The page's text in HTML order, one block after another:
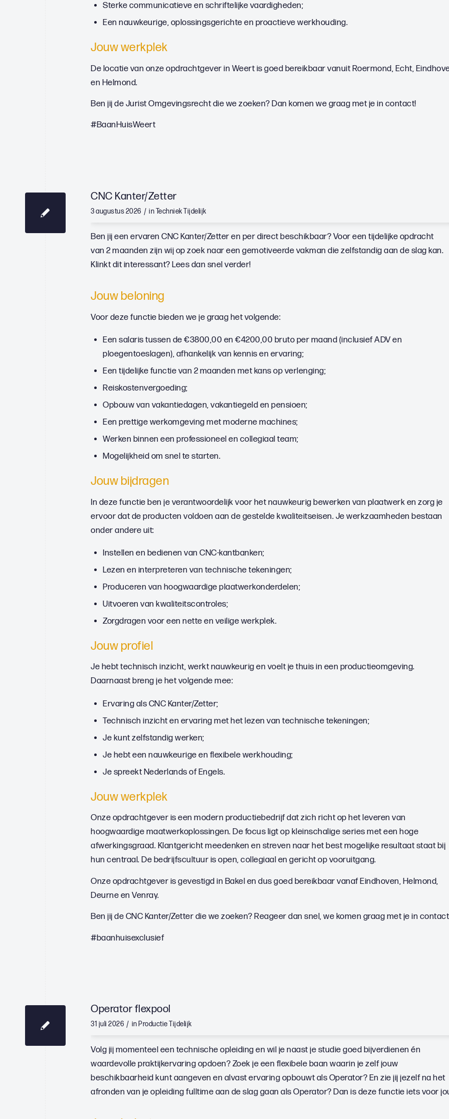
Sterke communicatieve en schriftelijke vaardigheden;
Een nauwkeurige, oplossingsgerichte en proactieve werkhouding.
Jouw werkplek
De locatie van onze opdrachtgever in Weert is goed bereikbaar vanuit Roermond, Echt,
en Helmond.
Ben jij de Jurist Omgevingsrecht die we zoeken? Dan komen we graag met je in contact!
#BaanHuisWeert
CNC Kanter/Zetter
3 augustus 2026 / in Techniek Tijdelijk
Ben jij een ervaren CNC Kanter/Zetter en per direct beschikbaar? Voor een tijdelijke opdracht
van 2 maanden zijn wij op zoek naar een gemotiveerde vakman die zelfstandig aan de slag kan.
Klinkt dit interessant? Lees dan snel verder!
Jouw beloning
Voor deze functie bieden we je graag het volgende:
Een salaris tussen de €3800,00 en €4200,00 bruto per maand (inclusief ADV en
ploegentoeslagen), afhankelijk van kennis en ervaring;
Een tijdelijke functie van 2 maanden met kans op verlenging;
Reiskostenvergoeding;
Opbouw van vakantiedagen, vakantiegeld en pensioen;
Een prettige werkomgeving met moderne machines;
Werken binnen een professioneel en collegiaal team;
Mogelijkheid om snel te starten.
Jouw bijdragen
In deze functie ben je verantwoordelijk voor het nauwkeurig bewerken van plaatwerk en zorg je
ervoor dat de producten voldoen aan de gestelde kwaliteitseisen. Je werkzaamheden bestaan
onder andere uit:
Instellen en bedienen van CNC-kantbanken;
Lezen en interpreteren van technische tekeningen;
Produceren van hoogwaardige plaatwerkonderdelen;
Uitvoeren van kwaliteitscontroles;
Zorgdragen voor een nette en veilige werkplek.
Jouw profiel
Je hebt technisch inzicht, werkt nauwkeurig en voelt je thuis in een productieomgeving.
Daarnaast breng je het volgende mee:
Ervaring als CNC Kanter/Zetter;
Technisch inzicht en ervaring met het lezen van technische tekeningen;
Je kunt zelfstandig werken;
Je hebt een nauwkeurige en flexibele werkhouding;
Je spreekt Nederlands of Engels.
Jouw werkplek
Onze opdrachtgever is een modern productiebedrijf dat zich richt op het leveren van
hoogwaardige maatwerkoplossingen. De focus ligt op kleinschalige series met een hoge
afwerkingsgraad. Klantgericht meedenken en streven naar het best mogelijke resultaat staat bij
hun centraal. De bedrijfscultuur is open, collegiaal en gericht op vooruitgang.
Onze opdrachtgever is gevestigd in Bakel en dus goed bereikbaar vanaf Eindhoven, Helmond,
Deurne en Venray.
Ben jij de CNC Kanter/Zetter die we zoeken? Reageer dan snel, we komen graag met je in
#baanhuisexclusief
Operator flexpool
31 juli 2026 / in Productie Tijdelijk
Volg jij momenteel een technische opleiding en wil je naast je studie goed bijverdienen én
waardevolle praktijkervaring opdoen? Zoek je een flexibele baan waarin je zelf jouw
beschikbaarheid kunt aangeven en alvast ervaring opbouwt als Operator? En zie jij jezelf na het
afronden van je opleiding fulltime aan de slag gaan als Operator? Dan is deze functie iets voor